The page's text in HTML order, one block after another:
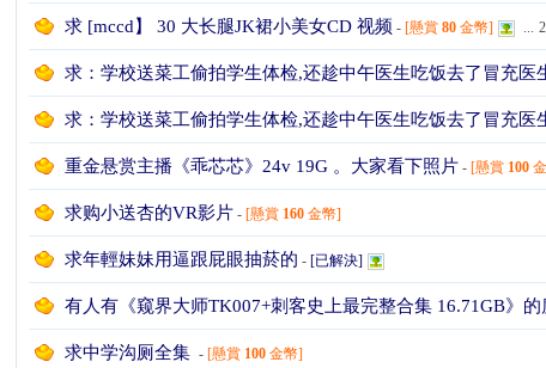
求 [mccd】 30 大长腿JK裙小美女CD 视频 - [懸賞80 金幣] ... 2
求：学校送菜工偷拍学生体检,还趁中午医生吃饭去了冒充
求：学校送菜工偷拍学生体检,还趁中午医生吃饭去了冒充
重金悬赏主播《乖芯芯》24v 19G 。大家看下照片 - [懸賞 100
求购小送杏的VR影片 - [懸賞 160 金幣]
求年輕妹妹用逼跟屁眼抽菸的 - [已解決]
有人有《窥界大师TK007+刺客史上最完整合集 16.71GB》的
求中学沟厕全集 - [懸賞 100 金幣]